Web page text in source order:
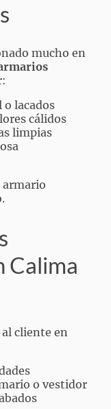
mucho en
o lacados
cálidos
limpias
armario
Calima
cliente en
o vestidor